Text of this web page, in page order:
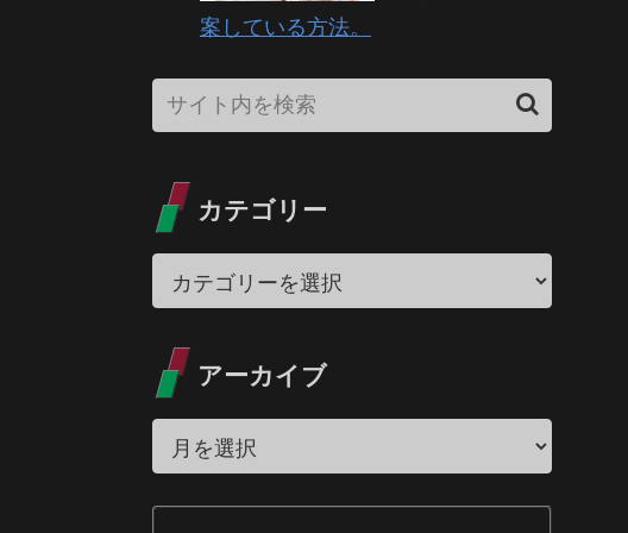
案している方法。
カテゴリー
アーカイブ